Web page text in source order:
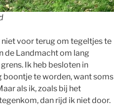
voor terug om tegeltjes te
de Landmacht om lang
Ik heb besloten in
boontje te worden, want soms
als ik, zoals bij het
dan rijd ik niet door.